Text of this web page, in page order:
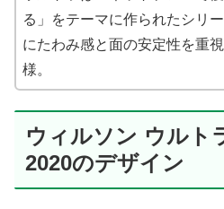
る」をテーマに作られたシリ
にたわみ感と面の安定性を重
様。
ウィルソン ウルト
2020のデザイン